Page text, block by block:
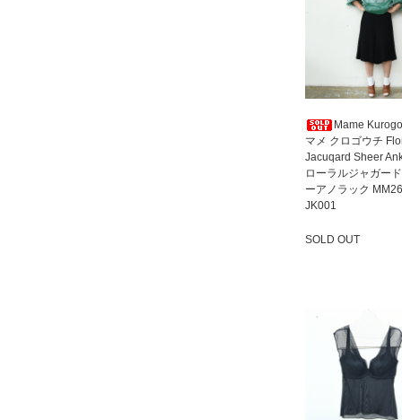
Mame
マメ クロゴウチ
Jacuqard Sheer
ローラルジャガー
ーアノラック
JK001
SOLD OUT